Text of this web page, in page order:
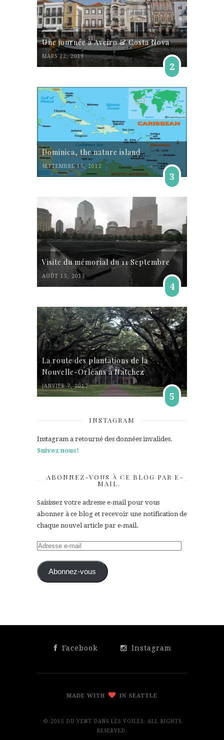
Une journée à Aveiro & Costa Nova
MARS 22, 2019
2
Dominica, the nature island
SEPTEMBRE 15, 2012
3
Visite du mémorial du 11 Septembre
AOÛT 15, 2015
4
La route des plantations de la
Nouvelle-Orléans à Natchez
JANVIER 7, 2017
5
INSTAGRAM
Instagram a retourné des données invalides.
Suivez nous!
ABONNEZ-VOUS À CE BLOG PAR E-
MAIL.
Saisissez votre adresse e-mail pour vous
abonner à ce blog et recevoir une notification de
chaque nouvel article par e-mail.
Adresse
mail Abonnez-vous
Facebook Instagram
MADE WITH IN SEATTLE
© 2015 DU VENT DANS LES VOILES. ALL RIGHTS
RESERVED.